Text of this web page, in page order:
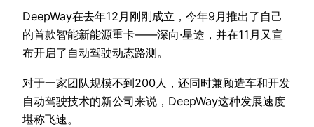
DeepWay在去年12月刚刚成立，今年9月推出了自己
的首款智能新能源重卡——深向·星途，并在11月又宣
布开启了自动驾驶动态路测。
对于一家团队规模不到200人，还同时兼顾造车和开发
自动驾驶技术的新公司来说，DeepWay这种发展速度
堪称飞速。